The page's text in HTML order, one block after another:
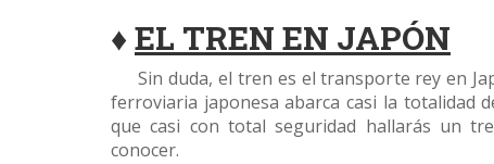
♦EL TREN EN JAPÓN
Sin duda, el tren es el transporte rey en
ferroviaria japonesa abarca casi la totalidad
que casi con total seguridad hallarás un
conocer.